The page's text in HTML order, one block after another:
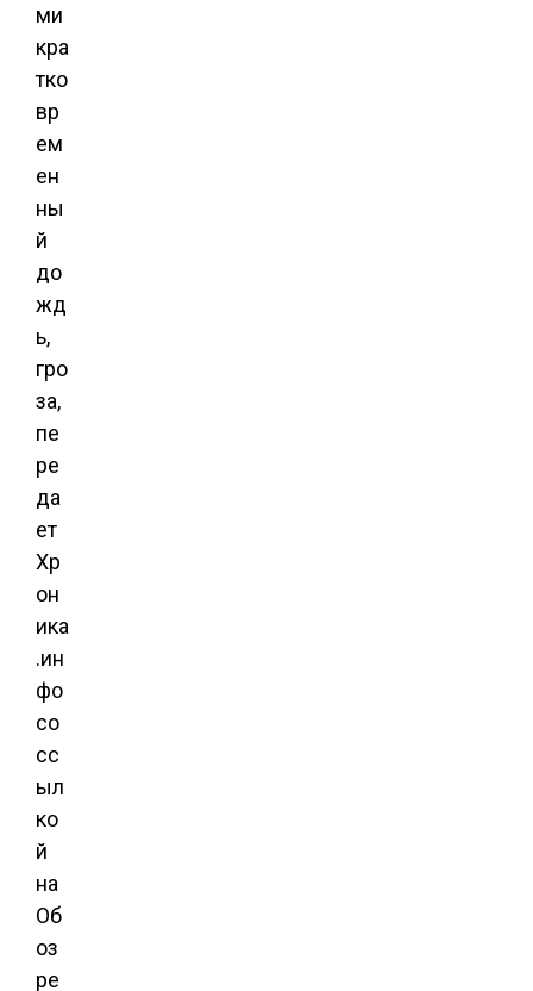
ми
кра
тко
вр
ем
ен
ны
й
до
жд
ь,
гро
за,
пе
ре
да
ет
Хр
он
ика
.ин
фо
со
сс
ыл
ко
й
на
Об
оз
ре